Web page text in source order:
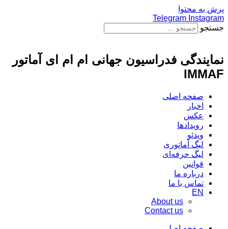
پرش به محتوا
Telegram Instagram
جستجو
نمایندگی فدراسیون جهانی ام ام ای آماتور
IMMAF
صفحه اصلی
اخبار
عکس
رویدادها
ویدئو
لیگ آماتوری
لیگ حرفه‌ای
قوانین
درباره ما
تماس با ما
EN
About us
Contact us